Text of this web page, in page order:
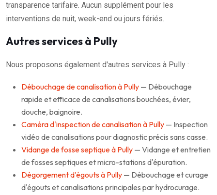
transparence tarifaire. Aucun supplément pour les
interventions de nuit, week-end ou jours fériés.
Autres services à Pully
Nous proposons également d'autres services à Pully :
Débouchage de canalisation à Pully — Débouchage
rapide et efficace de canalisations bouchées, évier,
douche, baignoire.
Caméra d'inspection de canalisation à Pully — Inspection
vidéo de canalisations pour diagnostic précis sans casse.
Vidange de fosse septique à Pully — Vidange et entretien
de fosses septiques et micro-stations d'épuration.
Dégorgement d'égouts à Pully — Débouchage et curage
d'égouts et canalisations principales par hydrocurage.